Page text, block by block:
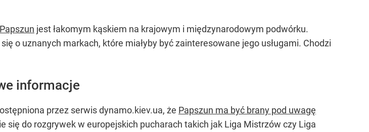
jest łakomym kąskiem na krajowym i międzynarodowym podwórku.
o uznanych markach, które miałyby być zainteresowane jego usługami. Chodzi
informacje
przez serwis dynamo.kiev.ua, że Papszun ma być brany pod uwagę
się do rozgrywek w europejskich pucharach takich jak Liga Mistrzów czy Liga